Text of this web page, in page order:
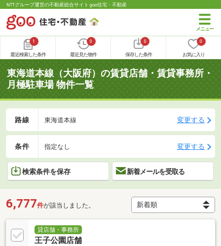
NTTグループ運営の不動産総合サイト goo住宅・不動産
1
最近検索した条件
0
最近見た物件
0
保存した条件
0
お気に入り
東海道本線（大阪府）の賃貸店舗・賃貸事務所・
月極駐車場 物件一覧
路線 東海道本線 変更する
条件 指定なし 変更する
検索条件を保存 新着メールを受取る
6,777件が該当しました。
貸店舗・事務所
王子公園店舗